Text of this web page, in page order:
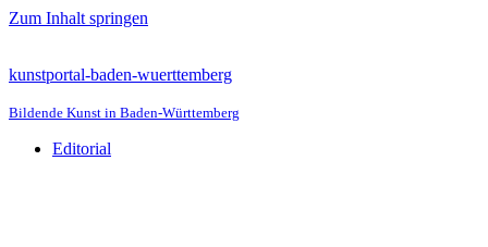
Zum Inhalt springen
kunstportal-baden-wuerttemberg
Bildende Kunst in Baden-Württemberg
Editorial